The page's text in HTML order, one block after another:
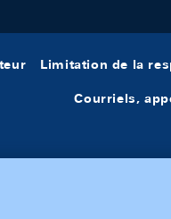
Limitation de la
Courriels,